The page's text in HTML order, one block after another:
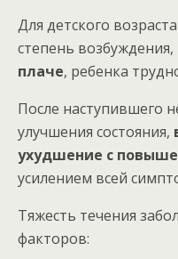
Для детского
степень возбуждения,
плаче, ребенка
После наступившего
улучшения состояния,
ухудшение с
усилением всей
Тяжесть течения
факторов: